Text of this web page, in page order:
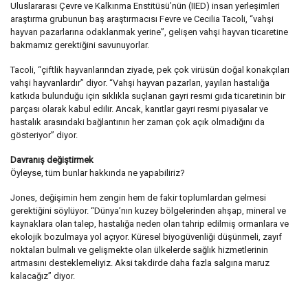
Uluslararası Çevre ve Kalkınma Enstitüsü’nün (IIED) insan yerleşimleri
araştırma grubunun baş araştırmacısı Fevre ve Cecilia Tacoli, “vahşi
hayvan pazarlarına odaklanmak yerine”, gelişen vahşi hayvan ticaretine
bakmamız gerektiğini savunuyorlar.
Tacoli, “çiftlik hayvanlarından ziyade, pek çok virüsün doğal konakçıları
vahşi hayvanlardır” diyor. “Vahşi hayvan pazarları, yayılan hastalığa
katkıda bulunduğu için sıklıkla suçlanan gayri resmi gıda ticaretinin bir
parçası olarak kabul edilir. Ancak, kanıtlar gayri resmi piyasalar ve
hastalık arasındaki bağlantının her zaman çok açık olmadığını da
gösteriyor” diyor.
Davranış değiştirmek
Öyleyse, tüm bunlar hakkında ne yapabiliriz?
Jones, değişimin hem zengin hem de fakir toplumlardan gelmesi
gerektiğini söylüyor. “Dünya’nın kuzey bölgelerinden ahşap, mineral ve
kaynaklara olan talep, hastalığa neden olan tahrip edilmiş ormanlara ve
ekolojik bozulmaya yol açıyor. Küresel biyogüvenliği düşünmeli, zayıf
noktaları bulmalı ve gelişmekte olan ülkelerde sağlık hizmetlerinin
artmasını desteklemeliyiz. Aksi takdirde daha fazla salgına maruz
kalacağız” diyor.